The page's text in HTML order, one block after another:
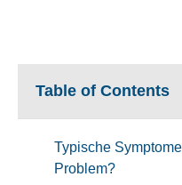
Table of Contents
Typische
Problem?